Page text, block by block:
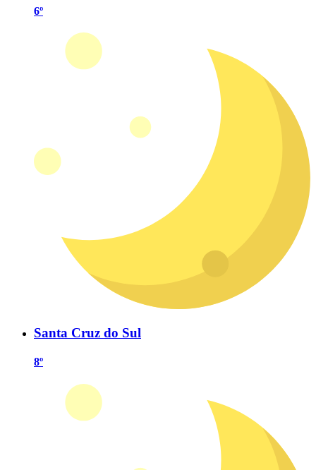
6º
Santa Cruz do Sul
8º